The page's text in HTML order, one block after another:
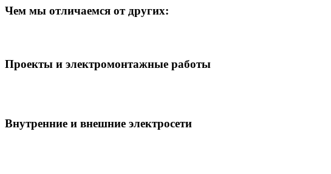
Чем мы отличаемся от других:
Проекты и электромонтажные работы
Внутренние и внешние электросети